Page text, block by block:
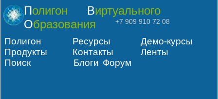
Полигон
Виртуального
Образования
+7 909 910 72 08
Полигон Ресурсы
Демо-курсы
Продукты
Контакты
Ленты
Поиск
Блоги Форум